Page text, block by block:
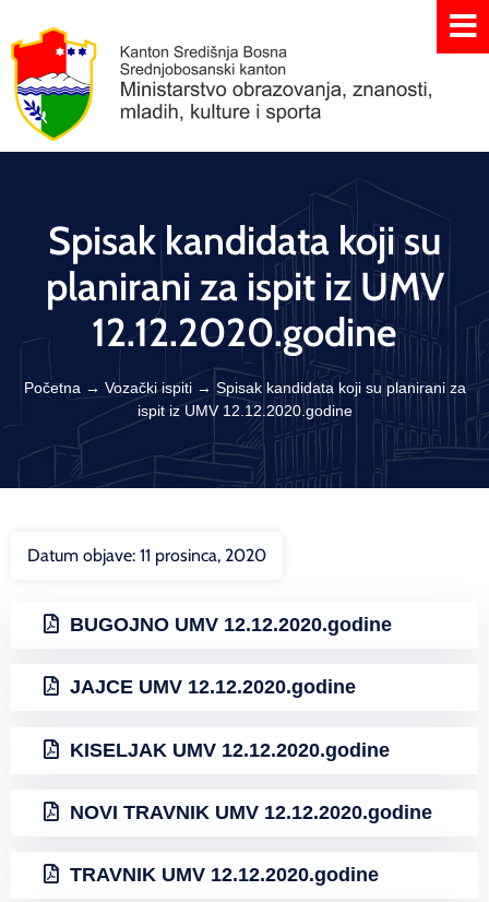
Spisak kandidata koji su
planirani za ispit iz UMV
12.12.2020.godine
Početna → Vozački ispiti→ Spisak kandidata koji su planirani za
ispit iz UMV 12.12.2020.godine
Datum objave: 11 prosinca, 2020
BUGOJNO UMV 12.12.2020.godine
JAJCE UMV 12.12.2020.godine
KISELJAK UMV 12.12.2020.godine
NOVI TRAVNIK UMV 12.12.2020.godine
TRAVNIK UMV 12.12.2020.godine